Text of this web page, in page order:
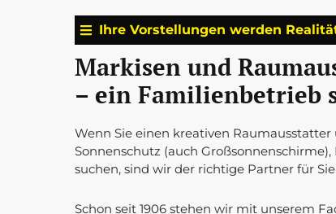
Ihre Vorstellungen werden
Markisen und
– ein Familienbetrieb
Wenn Sie einen kreativen
Sonnenschutz (auch
suchen, sind wir der richtige Partner für
Schon seit 1906 stehen wir mit unserem